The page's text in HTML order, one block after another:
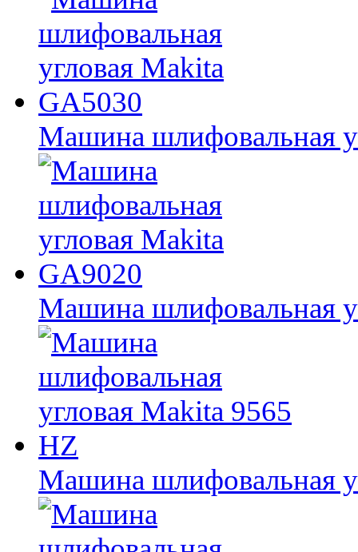
Машина шлифовальная
Машина шлифовальная
Машина шлифовальная